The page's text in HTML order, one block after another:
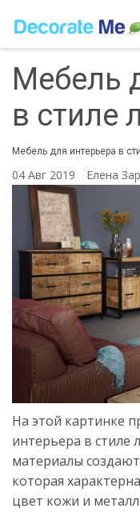
Мебель
в стиле
Мебель для интерьера в
04 Авг 2019 Елена
На этой картинке
интерьера в стиле
материалы
которая
цвет кожи и